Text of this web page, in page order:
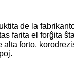
de la
farita el forĝita
forto,